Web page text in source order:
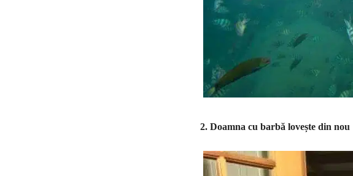
2. Doamna cu barbă lovește din nou